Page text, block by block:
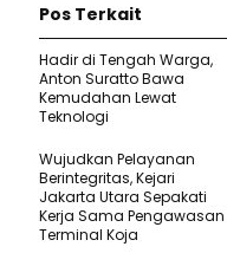
Pos Terkait
Hadir di Tengah Warga,
Anton Suratto Bawa
Kemudahan Lewat
Teknologi ​
Wujudkan Pelayanan
Berintegritas, Kejari
Jakarta Utara Sepakati
Kerja Sama Pengawasan
Terminal Koja